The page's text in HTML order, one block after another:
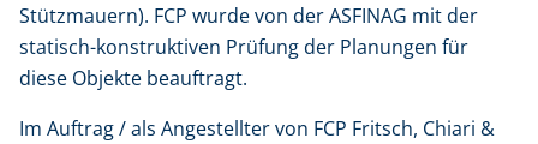
Stützmauern). FCP wurde von der ASFINAG mit der
statisch-konstruktiven Prüfung der Planungen für
diese Objekte beauftragt.
Im Auftrag / als Angestellter von FCP Fritsch, Chiari &